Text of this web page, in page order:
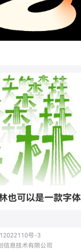
也可以是一款字体
号-3
信息技术有限公司